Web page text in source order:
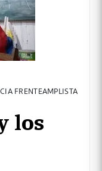
FRENTEAMPLISTA
los